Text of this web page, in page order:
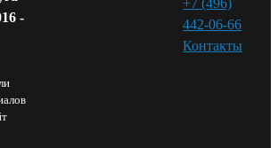
-
442-06-66
Контакты⁠